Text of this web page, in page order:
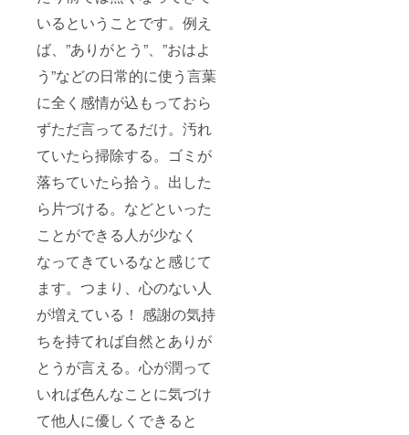
いるということです。例え
ば、”ありがとう”、”おはよ
う”などの日常的に使う言葉
に全く感情が込もっておら
ずただ言ってるだけ。汚れ
ていたら掃除する。ゴミが
落ちていたら拾う。出した
ら片づける。などといった
ことができる人が少なく
なってきているなと感じて
ます。つまり、心のない人
が増えている！ 感謝の気持
ちを持てれば自然とありが
とうが言える。心が潤って
いれば色んなことに気づけ
て他人に優しくできると